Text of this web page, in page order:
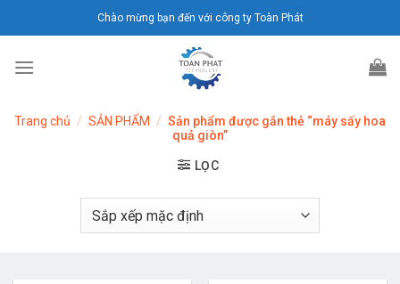
đến
dung
Chào mừng bạn đến với công ty Toàn Phát
Trang chủ / SẢN PHẨM / Sản phẩm được gắn thẻ “máy sấy hoa
quả giòn”
LỌC